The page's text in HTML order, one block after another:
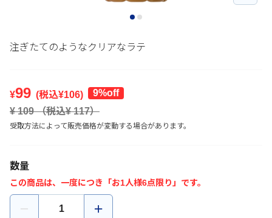
注ぎたてのようなクリアなラテ
¥99 (税込¥106)
9%off
¥ 109（税込¥117）
受取方法によって販売価格が変動する場合があります。
数量
この商品は、一度につき「お1人様6点限り」です。